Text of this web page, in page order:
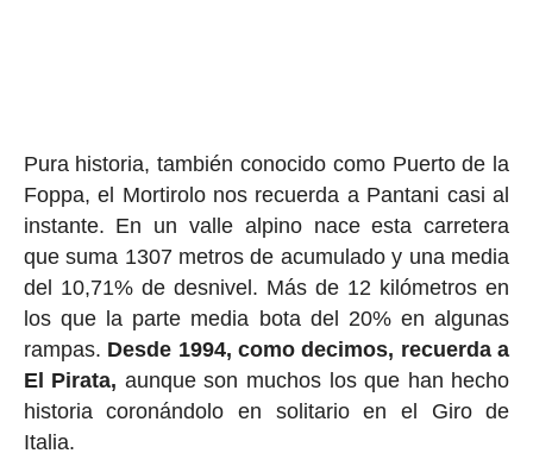
Pura historia, también conocido como Puerto de la
Foppa, el Mortirolo nos recuerda a Pantani casi al
instante. En un valle alpino nace esta carretera
que suma 1307 metros de acumulado y una media
del 10,71% de desnivel. Más de 12 kilómetros en
los que la parte media bota del 20% en algunas
rampas. Desde 1994, como decimos, recuerda a
El Pirata, aunque son muchos los que han hecho
historia coronándolo en solitario en el Giro de
Italia.